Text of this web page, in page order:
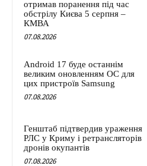
отримав поранення під час
обстрілу Києва 5 серпня –
КМВА
07.08.2026
Android 17 буде останнім
великим оновленням ОС для
цих пристроїв Samsung
07.08.2026
Генштаб підтвердив ураження
РЛС у Криму і ретрансляторів
дронів окупантів
07.08.2026